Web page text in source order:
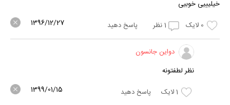
خیلیییی خوبیی
0 لایک 1نظر پاسخ دهید 1396/12/27
دواین جانسون
نظر لطفتونه
1لایک پاسخ دهید 1399/01/15